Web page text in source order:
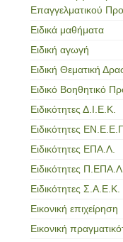
Επαγγελματικού
Ειδικά μαθήματα
Ειδική αγωγή
Ειδική Θεματική
Ειδικό Βοηθητικό
Ειδικότητες Δ.Ι.Ε.Κ.
Ειδικότητες
Ειδικότητες ΕΠΑ.Λ.
Ειδικότητες Π.ΕΠΑ.Λ.
Ειδικότητες Σ.Α.Ε.Κ.
Εικονική επιχείρηση
Εικονική